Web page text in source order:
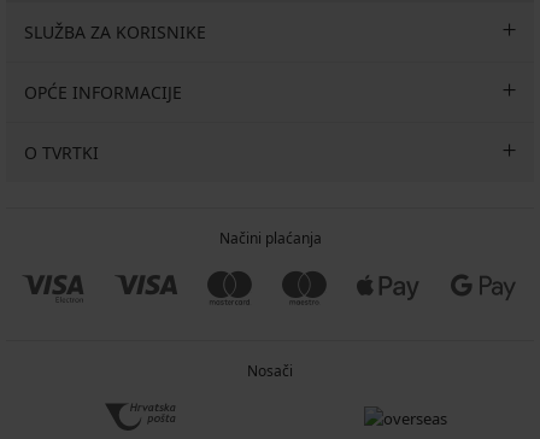
SLUŽBA ZA KORISNIKE
OPĆE INFORMACIJE
O TVRTKI
Načini plaćanja
Nosači